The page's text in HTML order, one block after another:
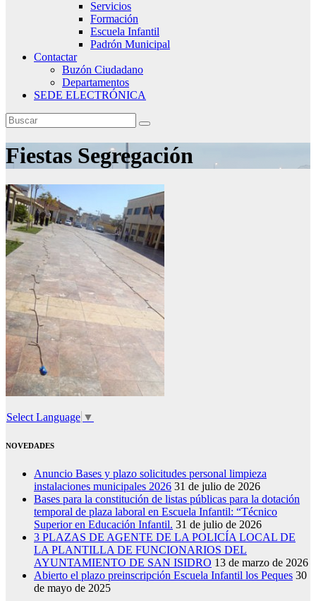
Servicios
Formación
Escuela Infantil
Padrón Municipal
Contactar
Buzón Ciudadano
Departamentos
SEDE ELECTRÓNICA
Fiestas Segregación
Select Language ▼
NOVEDADES
Anuncio Bases y plazo solicitudes personal limpieza
instalaciones municipales 2026 31 de julio de 2026
Bases para la constitución de listas públicas para la dotación
temporal de plaza laboral en Escuela Infantil: “Técnico
Superior en Educación Infantil. 31 de julio de 2026
3 PLAZAS DE AGENTE DE LA POLICÍA LOCAL DE
LA PLANTILLA DE FUNCIONARIOS DEL
AYUNTAMIENTO DE SAN ISIDRO 13 de marzo de 2026
Abierto el plazo preinscripción Escuela Infantil los Peques 30
de mayo de 2025